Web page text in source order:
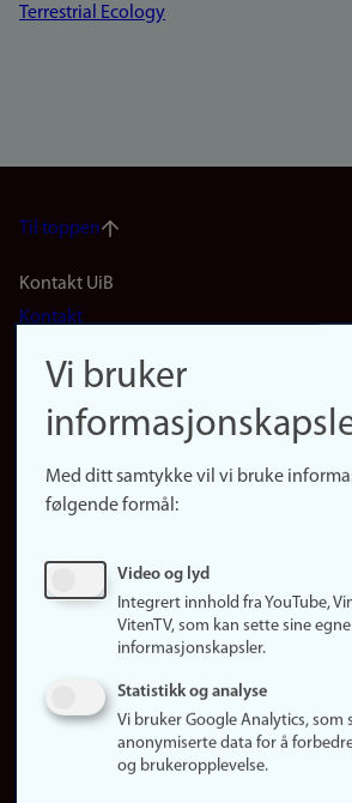
Terrestrial Ecology
Til toppen
Footer
(no)
Kontakt UiB
Kontakt
Finn forsker
Presse
Finn studier
Ledige stillinger
Om nettstedet
Informasjonskapsler
Vi bruker
Med ditt samtykke vil vi bruke
følgende formål:
Video og lyd
Integrert innhold fra YouTube,
VitenTV, som kan sette sine egne
informasjonskapsler.
Statistikk og analyse
Vi bruker Google Analytics, som
anonymiserte data for å
og brukeropplevelse.